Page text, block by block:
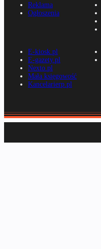
Reklama
Ogłoszenia
E-kiosk.pl
E-gazety.pl
Nexto.pl
Mała księgowość
Kancelarierp.pl